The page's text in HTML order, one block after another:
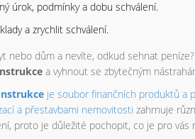
úrok, podmínky a dobu schválení.
a zrychlit schválení.
nebo dům a nevíte, odkud sehnat
a vyhnout se zbytečným
je soubor finančních produktů a
a přestavbami nemovitosti zahrnuje
proto je důležité pochopit, co je pro vás